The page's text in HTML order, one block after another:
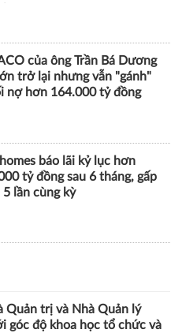
của ông Trần Bá Dương
trở lại nhưng vẫn "gánh"
nợ hơn 164.000 tỷ đồng
báo lãi kỷ lục hơn
tỷ đồng sau 6 tháng, gấp
5 lần cùng kỳ
Quản trị và Nhà Quản lý
góc độ khoa học tổ chức và